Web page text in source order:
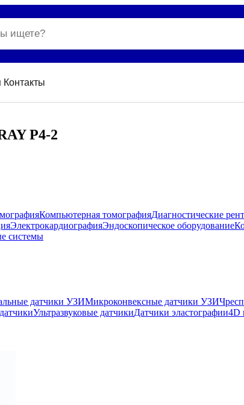
Контакты
P4-2
Компьютерная томографияДиагностические
ЭлектрокардиографияЭндоскопическое оборудование
системы
датчики УЗИМикроконвексные датчики УЗИ
Ультразвуковые датчикиДатчики эластографии4D